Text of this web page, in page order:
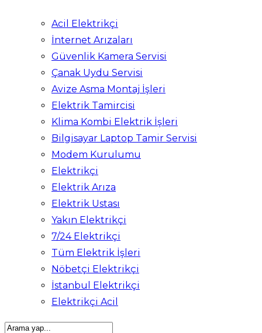
Acil Elektrikçi
İnternet Arızaları
Güvenlik Kamera Servisi
Çanak Uydu Servisi
Avize Asma Montaj İşleri
Elektrik Tamircisi
Klima Kombi Elektrik İşleri
Bilgisayar Laptop Tamir Servisi
Modem Kurulumu
Elektrikçi
Elektrik Arıza
Elektrik Ustası
Yakın Elektrikçi
7/24 Elektrikçi
Tüm Elektrik İşleri
Nöbetçi Elektrikçi
İstanbul Elektrikçi
Elektrikçi Acil